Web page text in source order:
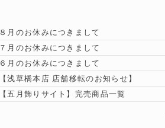
８月のお休みにつきまして
７月のお休みにつきまして
６月のお休みにつきまして
【浅草橋本店 店舗移転のお知らせ】
【五月飾りサイト】完売商品一覧